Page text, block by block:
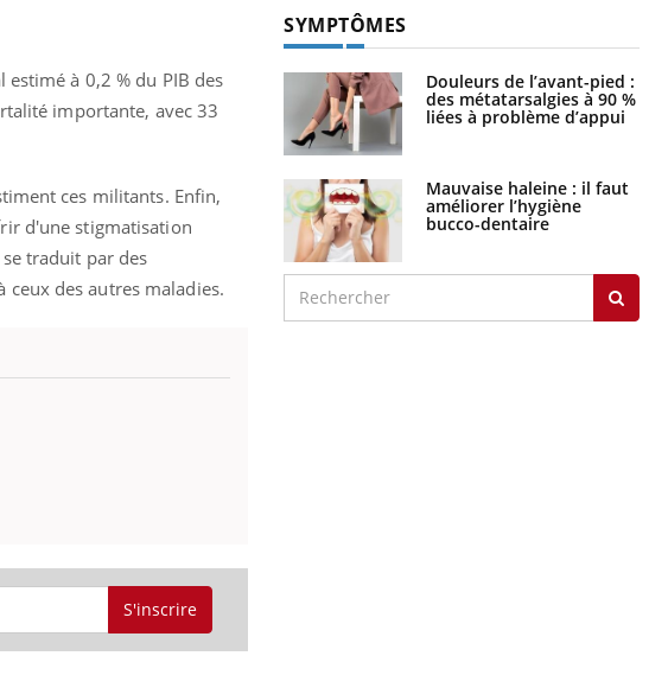
à 0,2 % du PIB des
importante, avec 33
ces militants. Enfin,
d'une stigmatisation
traduit par des
ceux des autres maladies.
S'inscrire
SYMPTÔMES
Douleurs de l’avant-pied :
des métatarsalgies à 90 %
liées à problème d’appui
Mauvaise haleine : il faut
améliorer l’hygiène
bucco-dentaire